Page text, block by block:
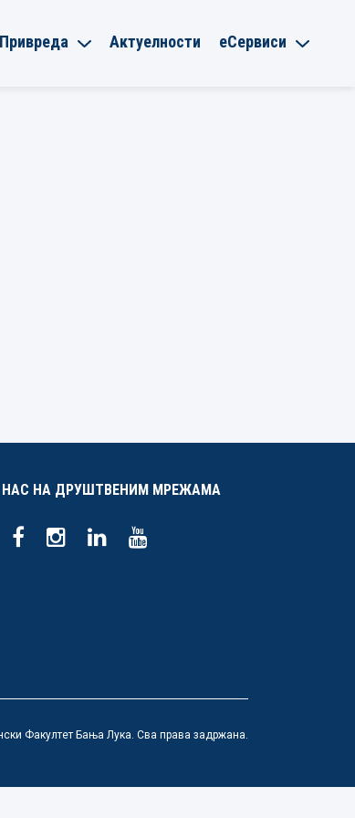
Привреда Актуелности еСервиси
НАС НА ДРУШТВЕНИМ МРЕЖАМА
Факултет Бања Лука. Сва права задржана.